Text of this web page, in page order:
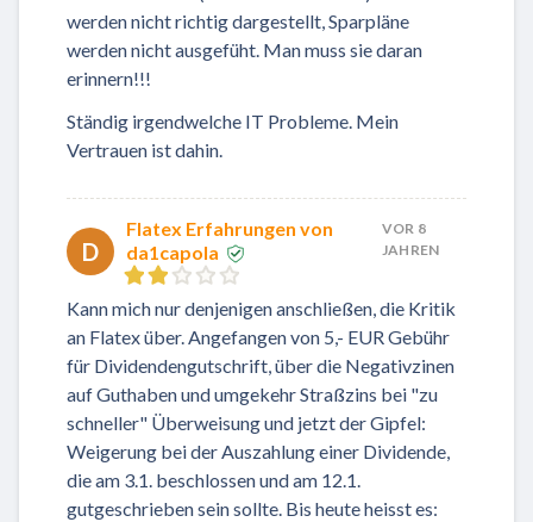
werden nicht richtig dargestellt, Sparpläne
werden nicht ausgefüht. Man muss sie daran
erinnern!!!
Ständig irgendwelche IT Probleme. Mein
Vertrauen ist dahin.
D
Flatex Erfahrungen von
da1capola
VOR 8
JAHREN
Kann mich nur denjenigen anschließen, die Kritik
an Flatex über. Angefangen von 5,- EUR Gebühr
für Dividendengutschrift, über die Negativzinen
auf Guthaben und umgekehr Straßzins bei "zu
schneller" Überweisung und jetzt der Gipfel:
Weigerung bei der Auszahlung einer Dividende,
die am 3.1. beschlossen und am 12.1.
gutgeschrieben sein sollte. Bis heute heisst es: